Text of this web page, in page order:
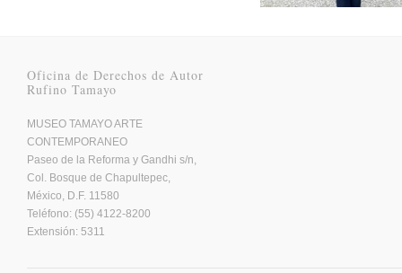
Oficina de Derechos de Autor
Rufino Tamayo
MUSEO TAMAYO ARTE
CONTEMPORANEO
Paseo de la Reforma y Gandhi s/n,
Col. Bosque de Chapultepec,
México, D.F. 11580
Teléfono: (55) 4122-8200
Extensión: 5311